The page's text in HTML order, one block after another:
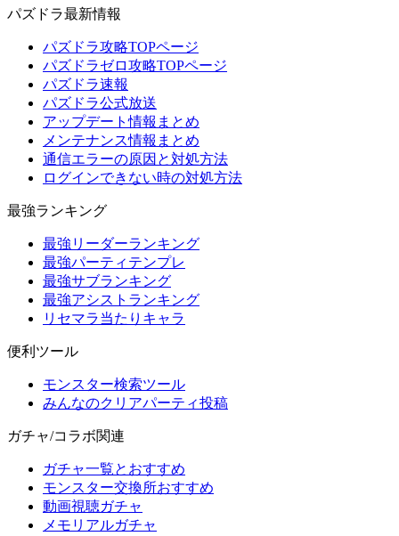
パズドラ最新情報
パズドラ攻略TOPページ
パズドラゼロ攻略TOPページ
パズドラ速報
パズドラ公式放送
アップデート情報まとめ
メンテナンス情報まとめ
通信エラーの原因と対処方法
ログインできない時の対処方法
最強ランキング
最強リーダーランキング
最強パーティテンプレ
最強サブランキング
最強アシストランキング
リセマラ当たりキャラ
便利ツール
モンスター検索ツール
みんなのクリアパーティ投稿
ガチャ/コラボ関連
ガチャ一覧とおすすめ
モンスター交換所おすすめ
動画視聴ガチャ
メモリアルガチャ